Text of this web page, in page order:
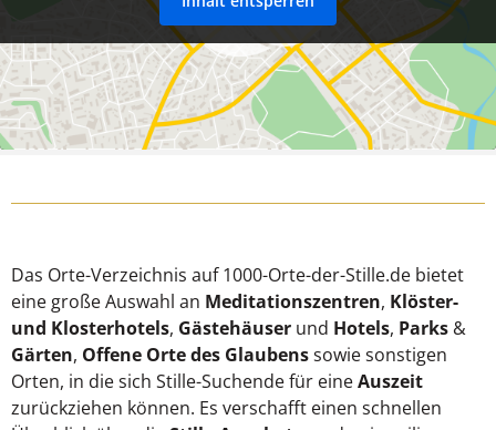
Das Orte-Verzeichnis auf 1000-Orte-der-Stille.de bietet
eine große Auswahl an Meditationszentren, Klöster-
und Klosterhotels, Gästehäuser und Hotels, Parks &
Gärten, Offene Orte des Glaubenssowie sonstigen
Orten, in die sich Stille-Suchende für eineAuszeit
zurückziehen können. Es verschafft einen schnellen